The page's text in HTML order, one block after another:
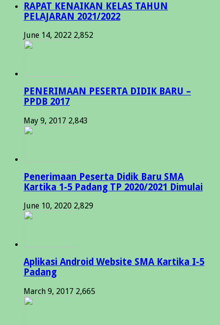
RAPAT KENAIKAN KELAS TAHUN
PELAJARAN 2021/2022
June 14, 2022 2,852
PENERIMAAN PESERTA DIDIK BARU –
PPDB 2017
May 9, 2017 2,843
Penerimaan Peserta Didik Baru SMA
Kartika 1-5 Padang TP 2020/2021 Dimulai
June 10, 2020 2,829
Aplikasi Android Website SMA Kartika I-5
Padang
March 9, 2017 2,665